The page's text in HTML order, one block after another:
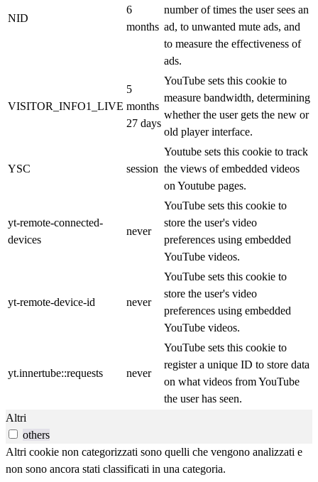
NID
6
months
number of times the user sees an
ad, to unwanted mute ads, and
to measure the effectiveness of
ads.
VISITOR_INFO1_LIVE
5
months
27 days
YouTube sets this cookie to
measure bandwidth, determining
whether the user gets the new or
old player interface.
YSC session
Youtube sets this cookie to track
the views of embedded videos
on Youtube pages.
yt-remote-connected-
devices
never
YouTube sets this cookie to
store the user's video
preferences using embedded
YouTube videos.
yt-remote-device-id never
YouTube sets this cookie to
store the user's video
preferences using embedded
YouTube videos.
yt.innertube::requests never
YouTube sets this cookie to
register a unique ID to store data
on what videos from YouTube
the user has seen.
Altri
others
Altri cookie non categorizzati sono quelli che vengono analizzati e
non sono ancora stati classificati in una categoria.